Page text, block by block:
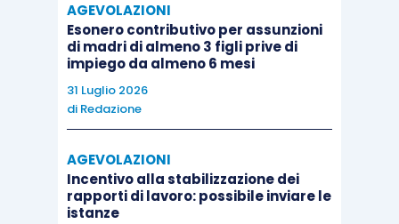
AGEVOLAZIONI
Esonero contributivo per assunzioni
di madri di almeno 3 figli prive di
impiego da almeno 6 mesi
31 Luglio 2026
di Redazione
AGEVOLAZIONI
Incentivo alla stabilizzazione dei
rapporti di lavoro: possibile inviare le
istanze